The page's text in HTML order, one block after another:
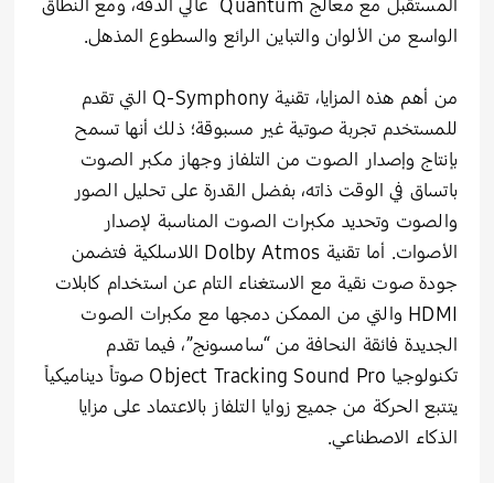
المستقبل مع معالج Quantum عالي الدقة، ومع النطاق
الواسع من الألوان والتباين الرائع والسطوع المذهل.
من أهم هذه المزايا، تقنية Q-Symphony التي تقدم
للمستخدم تجربة صوتية غير مسبوقة؛ ذلك أنها تسمح
بإنتاج وإصدار الصوت من التلفاز وجهاز مكبر الصوت
باتساق في الوقت ذاته، بفضل القدرة على تحليل الصور
والصوت وتحديد مكبرات الصوت المناسبة لإصدار
الأصوات. أما تقنية Dolby Atmos اللاسلكية فتضمن
جودة صوت نقية مع الاستغناء التام عن استخدام كابلات
HDMI والتي من الممكن دمجها مع مكبرات الصوت
الجديدة فائقة النحافة من “سامسونج”، فيما تقدم
تكنولوجيا Object Tracking Sound Pro صوتاً ديناميكياً
يتتبع الحركة من جميع زوايا التلفاز بالاعتماد على مزايا
الذكاء الاصطناعي.